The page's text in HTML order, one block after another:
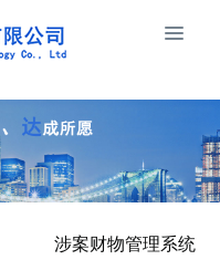
涉案财物管理系统